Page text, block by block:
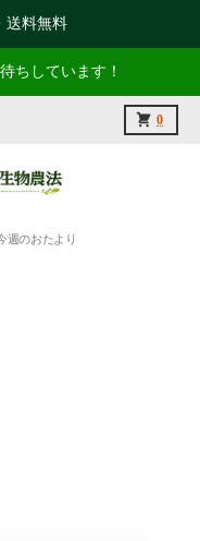
送料無料
ちしています！
0
カート
週のおたより